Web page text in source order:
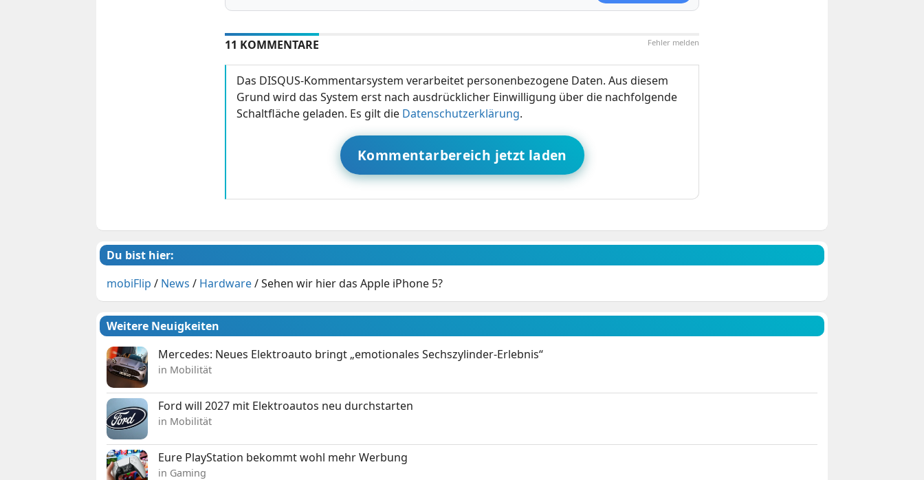
Fehler melden
11 KOMMENTARE
Das DISQUS-Kommentarsystem verarbeitet personenbezogene Daten. Aus diesem
Grund wird das System erst nach ausdrücklicher Einwilligung über die nachfolgende
Schaltfläche geladen. Es gilt die Datenschutzerklärung.
Kommentarbereich jetzt laden
Du bist hier:
mobiFlip / News / Hardware/Sehen wir hier das Apple iPhone 5?
Weitere Neuigkeiten
Mercedes: Neues Elektroauto bringt „emotionales Sechszylinder-Erlebnis“
in Mobilität
Ford will 2027 mit Elektroautos neu durchstarten
in Mobilität
Eure PlayStation bekommt wohl mehr Werbung
in Gaming